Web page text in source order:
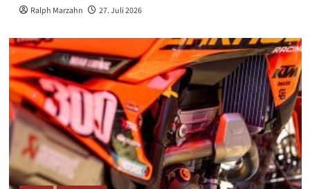
Ralph Marzahn 27. Juli 2026